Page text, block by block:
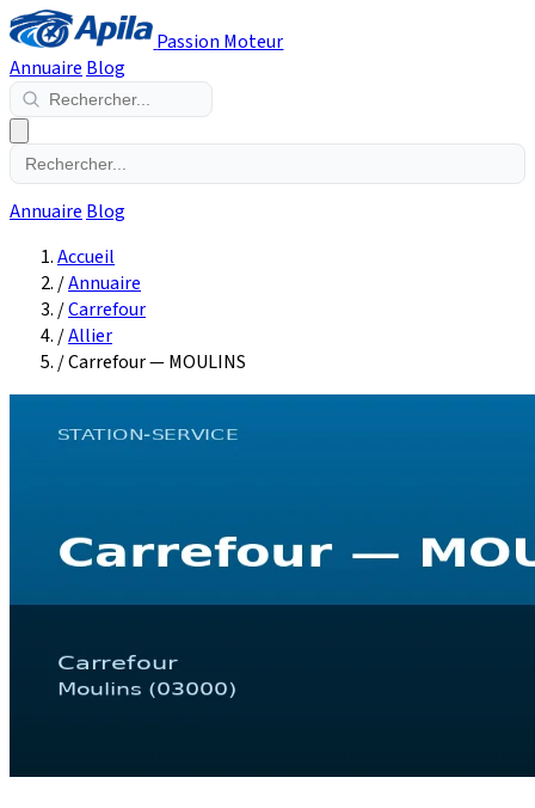
Passion Moteur
Annuaire Blog
Annuaire Blog
Accueil
/Annuaire
/Carrefour
/Allier
/Carrefour — MOULINS